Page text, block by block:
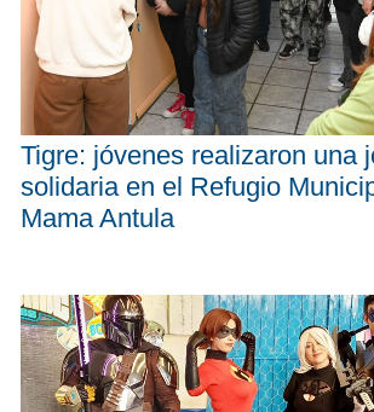
Tigre: jóvenes realizaron una
solidaria en el Refugio
Mama Antula